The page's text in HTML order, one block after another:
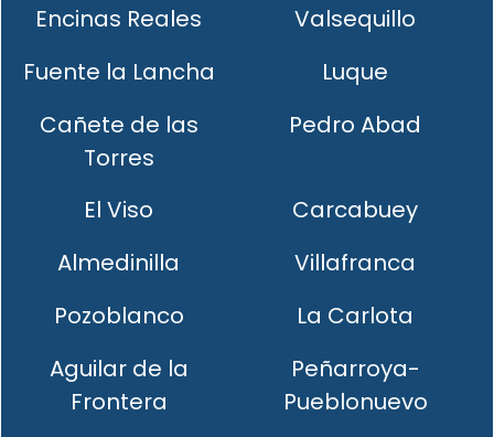
Encinas Reales
Valsequillo
Fuente la Lancha
Luque
Cañete de las
Torres
Pedro Abad
El Viso
Carcabuey
Almedinilla
Villafranca
Pozoblanco
La Carlota
Aguilar de la
Frontera
Peñarroya-
Pueblonuevo